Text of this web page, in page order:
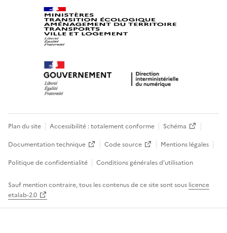
Plan du site Accessibilité : totalement conforme
Schéma
Documentation technique
Code source
Mentions légales
Politique de confidentialité
Conditions générales d’utilisation
Sauf mention contraire, tous les contenus de ce site sont sous licence
etalab-2.0